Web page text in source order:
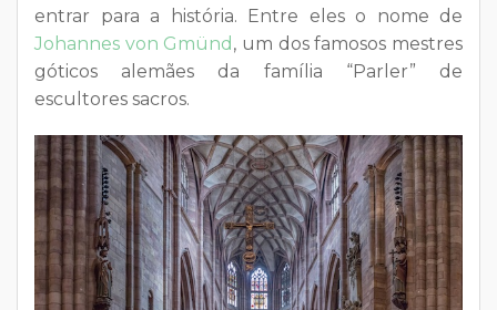
entrar para a história. Entre eles o nome de
Johannes von Gmünd , um dos famosos mestres
góticos alemães da família “Parler” de
escultores sacros.